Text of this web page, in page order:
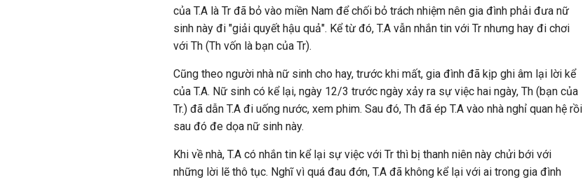
của T.A là Tr đã bỏ vào miền Nam để chối bỏ trách nhiệm nên gia đình phải đưa nữ
sinh này đi "giải quyết hậu quả". Kể từ đó, T.A vẫn nhắn tin với Tr nhưng hay đi chơi
với Th (Th vốn là bạn của Tr).
Cũng theo người nhà nữ sinh cho hay, trước khi mất, gia đình đã kịp ghi âm lại lời kể
của T.A. Nữ sinh có kể lại, ngày 12/3 trước ngày xảy ra sự việc hai ngày, Th (bạn của
Tr.) đã dẫn T.A đi uống nước, xem phim. Sau đó, Th đã ép T.A vào nhà nghỉ quan hệ rồi
sau đó đe dọa nữ sinh này.
Khi về nhà, T.A có nhắn tin kể lại sự việc với Tr thì bị thanh niên này chửi bới với
những lời lẽ thô tục. Nghĩ vì quá đau đớn, T.A đã không kể lại với ai trong gia đình